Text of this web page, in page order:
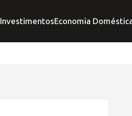
InvestimentosEconomia